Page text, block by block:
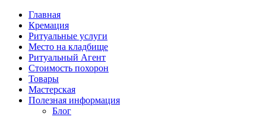
Главная
Кремация
Ритуальные услуги
Место на кладбище
Ритуальный Агент
Стоимость похорон
Товары
Мастерская
Полезная информация
Блог